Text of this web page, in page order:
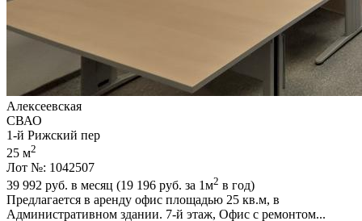
Алексеевская
СВАО
1-й Рижский пер
25 м2
Лот №: 1042507
39 992 руб. в месяц (19 196 руб. за 1м2 в год)
Предлагается в аренду офис площадью 25 кв.м,­ в
Административном здании. 7-й этаж,­ Офис с ремонтом...